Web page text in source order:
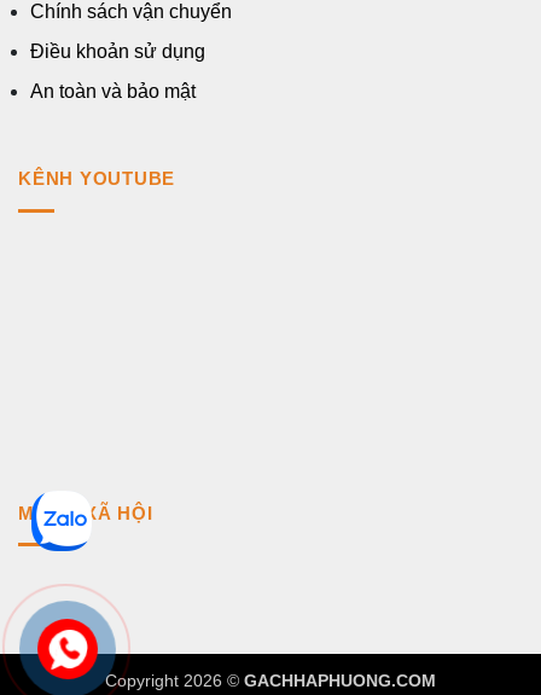
Chính sách vận chuyển
Điều khoản sử dụng
An toàn và bảo mật
KÊNH YOUTUBE
MẠNG XÃ HỘI
Copyright 2026 © GACHHAPHUONG.COM